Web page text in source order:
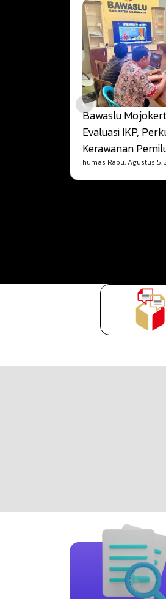
Bawaslu
Evaluasi IKP,
Kerawanan
humas Rabu, Agustus